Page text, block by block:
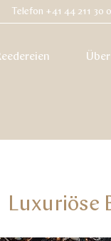
Telefon +41 44 211 30
Luxuriöse